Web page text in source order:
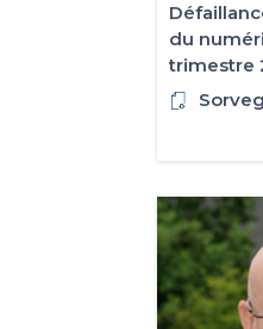
du
trimestre